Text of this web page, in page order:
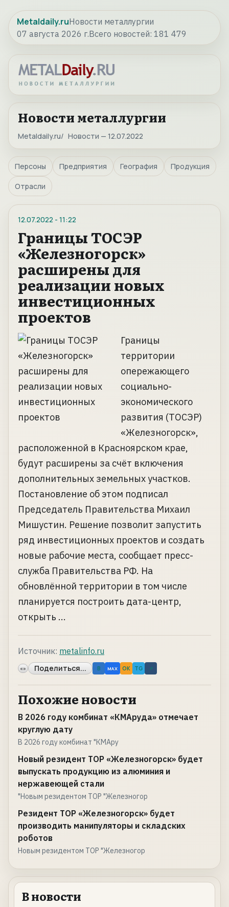
Metaldaily.ruНовости металлургии
07 августа 2026 г.Всего новостей: 181 479
Новости металлургии
Metaldaily.ru Новости — 12.07.2022
Персоны Предприятия География Продукция
Отрасли
12.07.2022 - 11:22
Границы ТОСЭР
«Железногорск»
расширены для
реализации новых
инвестиционных
проектов
Границы
территории
опережающего
социально-
экономического
развития (ТОСЭР)
«Железногорск»,
расположенной в Красноярском крае,
будут расширены за счёт включения
дополнительных земельных участков.
Постановление об этом подписал
Председатель Правительства Михаил
Мишустин. Решение позволит запустить
ряд инвестиционных проектов и создать
новые рабочие места, сообщает пресс-
служба Правительства РФ. На
обновлённой территории в том числе
планируется построить дата-центр,
открыть ...
Источник: metalinfo.ru
«» Поделиться... B MAX OK TG ↗
Похожие новости
В 2026 году комбинат «КМАруда» отмечает
круглую дату
В 2026 году комбинат "КМАру
Новый резидент ТОР «Железногорск» будет
выпускать продукцию из алюминия и
нержавеющей стали
"Новым резидентом ТОР "Железногор
Резидент ТОР «Железногорск» будет
производить манипуляторы и складских
роботов
Новым резидентом ТОР "Железногор
В новости